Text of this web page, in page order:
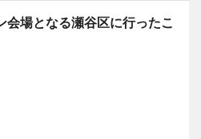
会場となる瀬谷区に行ったこ